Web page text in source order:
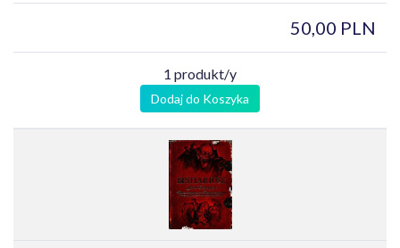
50,00 PLN
1 produkt/y
Dodaj do Koszyka